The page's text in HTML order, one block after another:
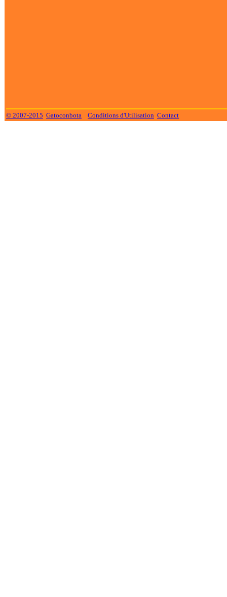
© 2007-2015 Gatoconbota Conditions d'Utilisation Contact